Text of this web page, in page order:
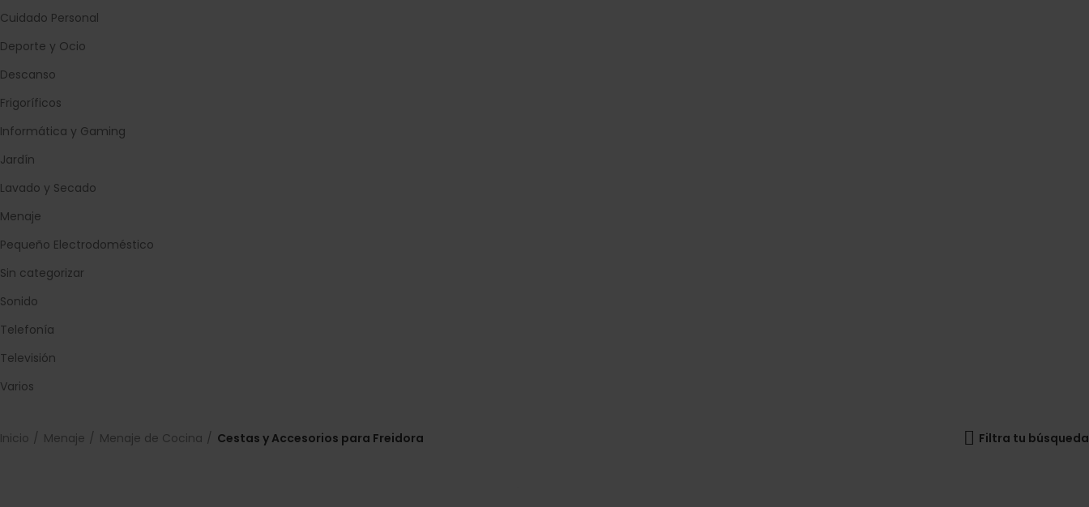
Cuidado Personal
Deporte y Ocio
Descanso
Frigoríficos
Informática y Gaming
Jardín
Lavado y Secado
Menaje
Pequeño Electrodoméstico
Sin categorizar
Sonido
Telefonía
Televisión
Varios
Inicio Menaje Menaje de Cocina Cestas y Accesorios para Freidora Filtra tu búsqueda